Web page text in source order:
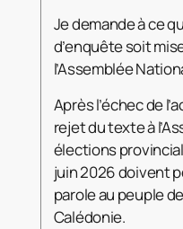
Je demande à ce
d’enquête soit
l’Assemblée
Après l’échec de
rejet du texte à
élections
juin 2026 doivent
parole au peuple
Calédonie.